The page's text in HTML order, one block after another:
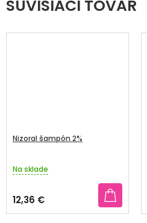
SÚVISIACI TOVAR
Nizoral šampón 2%
Priemerné
produktu
je
4,6
Na sklade
12,36 €